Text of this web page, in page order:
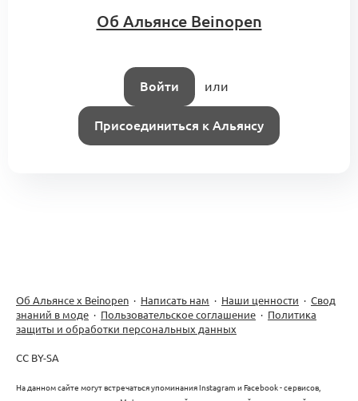
Роли, ответственность и права решения
0 комментариев
Об Альянсе Beinopen
Войти или
Присоединиться к Альянсу
Об Альянсе х Beinopen · Написать нам · Наши ценности · Свод
знаний в моде · Пользовательское соглашение · Политика
защиты и обработки персональных данных
CC BY-SA
На данном сайте могут встречаться упоминания Instagram и Facebook - сервисов,